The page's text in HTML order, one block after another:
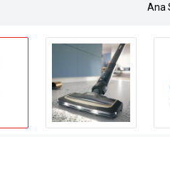
Ana